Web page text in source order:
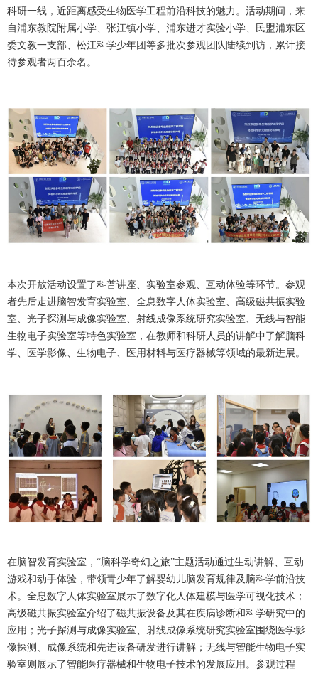
科研一线，近距离感受生物医学工程前沿科技的魅力。活动期间，来
自浦东教院附属小学、张江镇小学、浦东进才实验小学、民盟浦东区
委文教一支部、松江科学少年团等多批次参观团队陆续到访，累计接
待参观者两百余名。
本次开放活动设置了科普讲座、实验室参观、互动体验等环节。参观
者先后走进脑智发育实验室、全息数字人体实验室、高级磁共振实验
室、光子探测与成像实验室、射线成像系统研究实验室、无线与智能
生物电子实验室等特色实验室，在教师和科研人员的讲解中了解脑科
学、医学影像、生物电子、医用材料与医疗器械等领域的最新进展。
在脑智发育实验室，“脑科学奇幻之旅”主题活动通过生动讲解、互动
游戏和动手体验，带领青少年了解婴幼儿脑发育规律及脑科学前沿技
术。全息数字人体实验室展示了数字化人体建模与医学可视化技术；
高级磁共振实验室介绍了磁共振设备及其在疾病诊断和科学研究中的
应用；光子探测与成像实验室、射线成像系统研究实验室围绕医学影
像探测、成像系统和先进设备研发进行讲解；无线与智能生物电子实
验室则展示了智能医疗器械和生物电子技术的发展应用。参观过程